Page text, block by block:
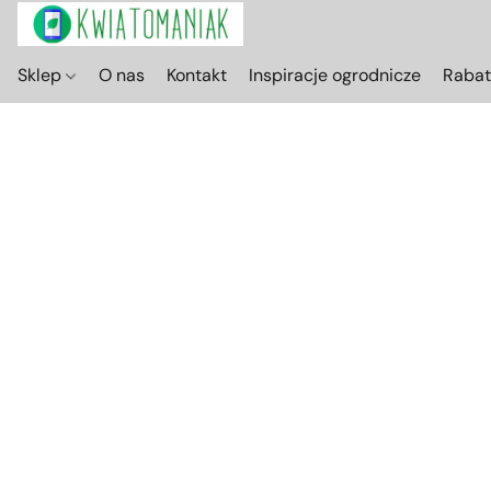
Sklep O nas Kontakt Inspiracje ogrodnicze